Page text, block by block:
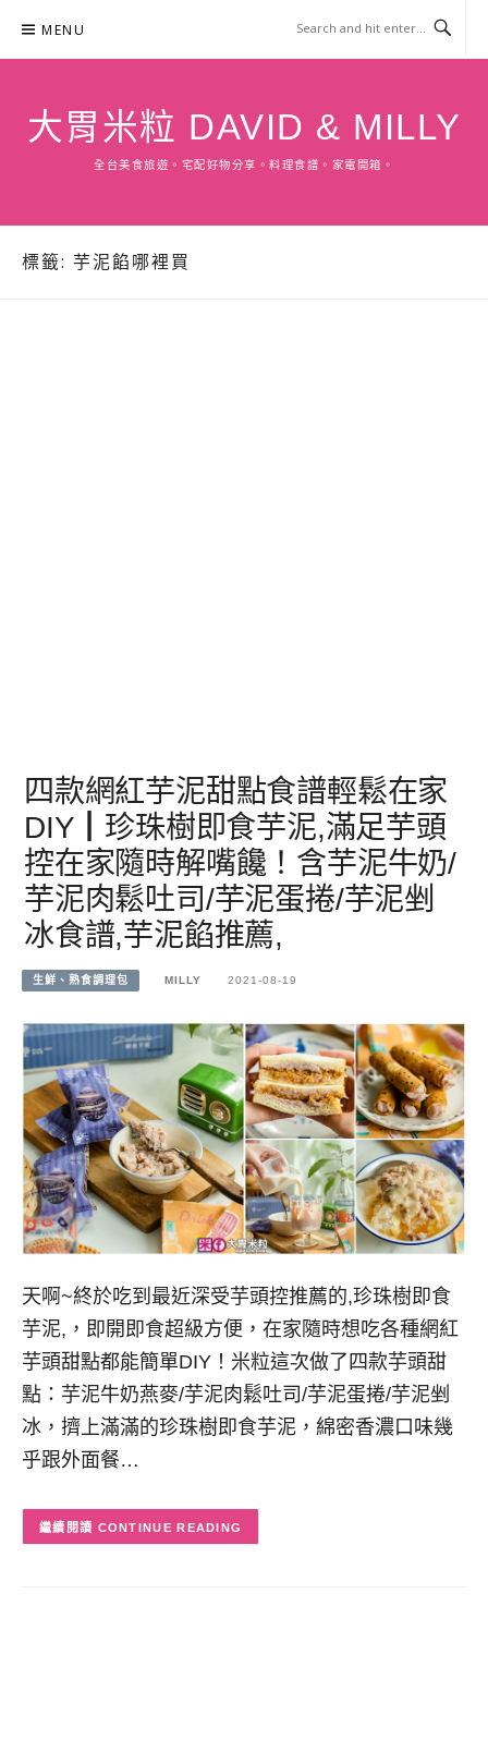
content
MENU
大胃米粒 DAVID & MILLY
全台美食旅遊。宅配好物分享。料理食譜。家電開箱。
標籤: 芋泥餡哪裡買
四款網紅芋泥甜點食譜輕鬆在家
DIY┃珍珠樹即食芋泥,滿足芋頭
控在家隨時解嘴饞！含芋泥牛奶/
芋泥肉鬆吐司/芋泥蛋捲/芋泥剉
冰食譜,芋泥餡推薦,
生鮮、熟食調理包 MILLY 2021-08-19
天啊~終於吃到最近深受芋頭控推薦的,珍珠樹即食
芋泥,，即開即食超級方便，在家隨時想吃各種網紅
芋頭甜點都能簡單DIY！米粒這次做了四款芋頭甜
點：芋泥牛奶燕麥/芋泥肉鬆吐司/芋泥蛋捲/芋泥剉
冰，擠上滿滿的珍珠樹即食芋泥，綿密香濃口味幾
乎跟外面餐…
CONTINUE READING